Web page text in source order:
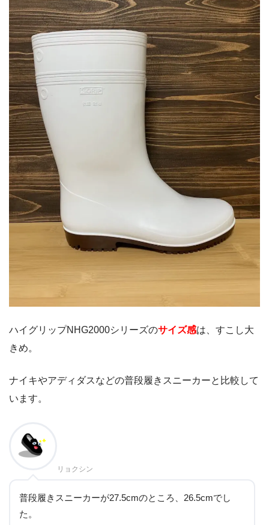
ハイグリップNHG2000シリーズのサイズ感は、すこし大
きめ。
ナイキやアディダスなどの普段履きスニーカーと比較して
います。
リョクシン
普段履きスニーカーが27.5cmのところ、26.5cmでし
た。